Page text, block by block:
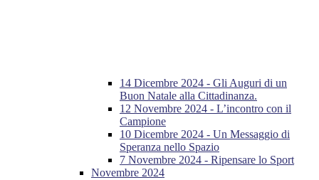
14 Dicembre 2024 - Gli Auguri di un
Buon Natale alla Cittadinanza.
12 Novembre 2024 - L’incontro con il
Campione
10 Dicembre 2024 - Un Messaggio di
Speranza nello Spazio
7 Novembre 2024 - Ripensare lo Sport
Novembre 2024